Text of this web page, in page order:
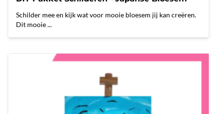
Schilder mee en kijk wat voor mooie bloesem jij kan creëren.
Dit mooie ...